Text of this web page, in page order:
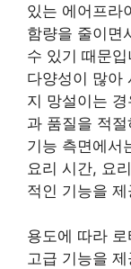
있는 에어프라
함량을 줄이면
수 있기 때문
다양성이 많아
지 망설이는
과 품질을 적
기능 측면에서
요리 시간, 요
적인 기능을
용도에 따라
고급 기능을